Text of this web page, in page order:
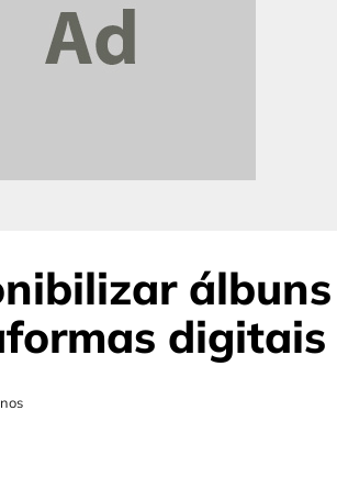
digitais